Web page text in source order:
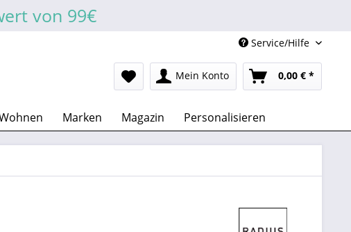
von 99€
Service/Hilfe
Mein Konto 0,00 € *
Marken Magazin Personalisieren